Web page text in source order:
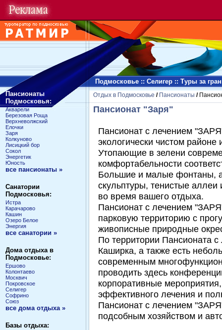
Подмосковье :: Селигер :: Туры за
Пансионаты
Подмосковья:
Акварели
Березовая Роща
Верхневолжский
Елочки
Заря
Колкуново
Лисицкий бор
Сокол
Энергетик
Юность
все пансионаты »
Санатории
Подмосковья:
Истра
Карачарово
Кашин
Озеро Белое
Энергия
все санатории »
Дома отдыха в
Подмосковье:
Ершово
Колонтаево
Москвич
Покровское
Селигер
Софрино
Союз
все дома отдыха »
Базы отдыха:
Отдых в Подмосковье / Пансионаты /
Пансионат "Заря"
Пансионат с лечением
экологически чистом
Утопающие в зелени
комфортабельности
Большие и малые фонтаны,
скульптуры, тенистые аллеи
во время вашего отдыха.
Пансионат с лечением
парковую территорию с
живописные природные
По территории Пансионата
Каширка, а также есть
современным
проводить здесь
корпоративные
эффективного лечения и
Пансионат с лечением
подсобным хозяйством и